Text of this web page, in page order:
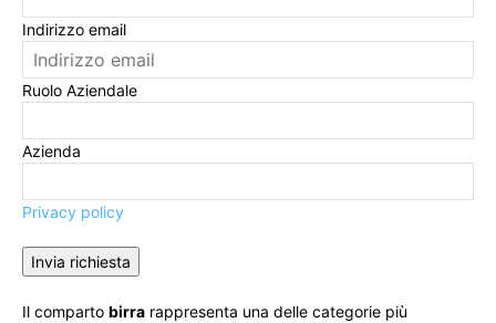
Indirizzo email
Ruolo Aziendale
Azienda
Privacy policy
Invia richiesta
Il comparto birra rappresenta una delle categorie più